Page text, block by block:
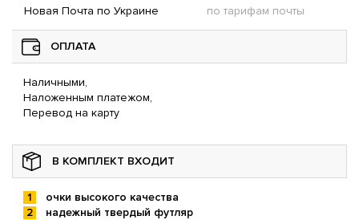
Новая Почта по Украине по тарифам почты
ОПЛАТА
Наличными,
Наложенным платежом,
Перевод на карту
В КОМПЛЕКТ ВХОДИТ
очки высокого качества
надежный твердый футляр